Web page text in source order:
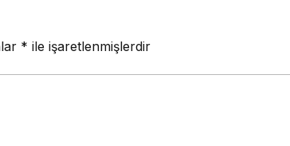
* ile işaretlenmişlerdir